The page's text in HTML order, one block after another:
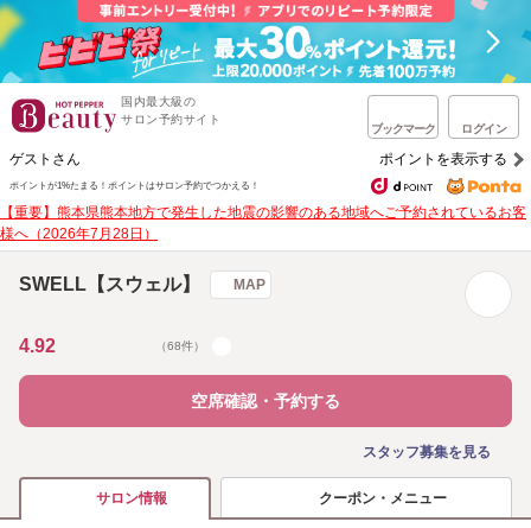
国内最大級の
サロン予約サイト
ブックマーク ログイン
ゲストさん ポイントを表示する
ポイントが1%たまる！ ポイントはサロン予約でつかえる！
【重要】熊本県熊本地方で発生した地震の影響のある地域へご予約されているお客
様へ（2026年7月28日）
SWELL【スウェル】 MAP
4.92 （68件）
空席確認・予約する
スタッフ募集を見る
サロン情報 クーポン・メニュー